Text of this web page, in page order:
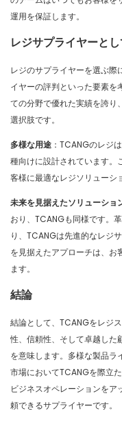
運用を保証します。
レジサプライヤーと
レジのサプライヤーを選ぶ際
イヤーの評判といった要素
ての分野で優れた実績を誇り
選択肢です。
多様な用途 ：TCANGのレジ
種向けに設計されています。
客様に最適なレジソリューシ
未来を見据えたソリューショ
おり、TCANGも同様です。
り、TCANGは先進的なレジ
を見据えたアプローチは、お
ます。
結論
結論として、TCANGをレジ
性、信頼性、そして卓越した
を意味します。多様な製品ラ
市場においてTCANGを際立
ビジネスオペレーションを
頼できるサプライヤーです。